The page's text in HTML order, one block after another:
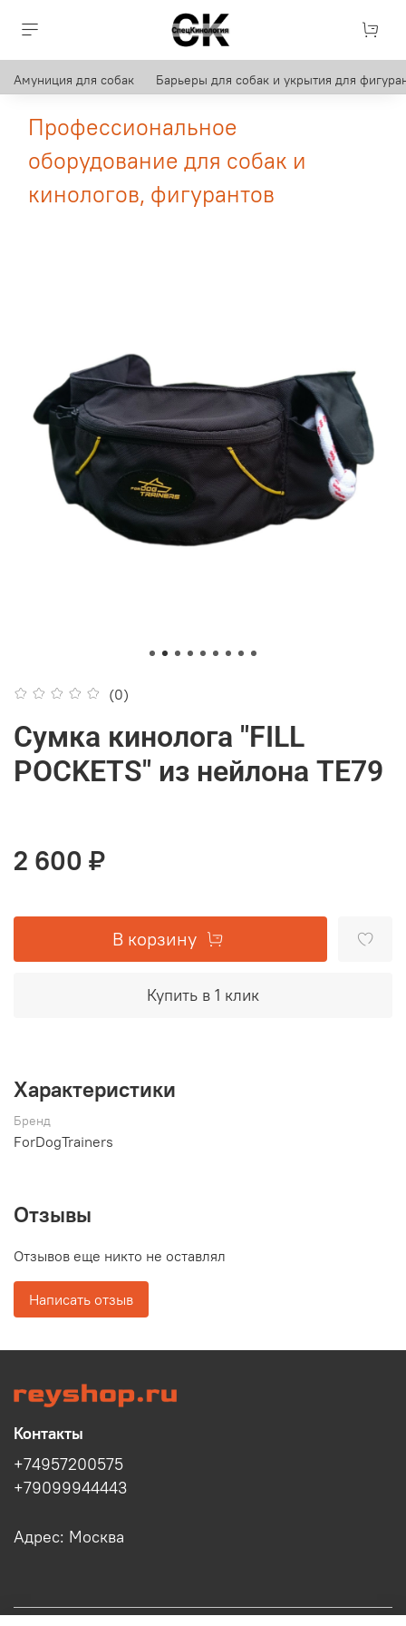
Амуниция для собак Барьеры для собак и укрытия для
Профессиональное
оборудование для собак и
кинологов, фигурантов
(0)
Сумка кинолога "FILL
POCKETS" из нейлона TE79
2 600 ₽
В корзину
Купить в 1 клик
Характеристики
Бренд
ForDogTrainers
Отзывы
Отзывов еще никто не оставлял
Написать отзыв
Контакты
+74957200575
+79099944443
Адрес: Москва